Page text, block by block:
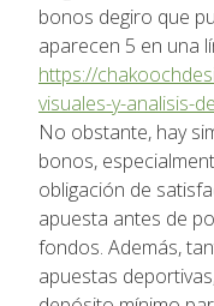
bonos degiro que
aparecen 5 en una
https://
visuales-y-analisis-
No obstante, hay
bonos,
obligación de
apuesta antes de
fondos. Además,
apuestas